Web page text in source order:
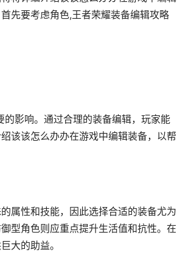
先要考虑角色,王者荣耀装备编辑攻略
的影响。通过合理的装备编辑，玩家能
该该怎么办办在游戏中编辑装备，以帮
属性和技能，因此选择合适的装备尤为
型角色则应重点提升生活值和抗性。在
大的助益。